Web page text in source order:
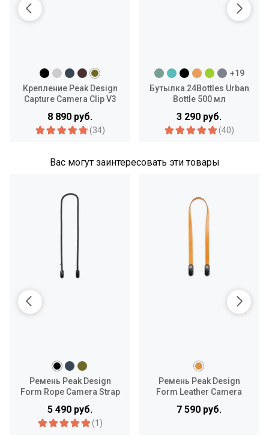
Крепление Peak Design
Capture Camera Clip V3
8 890 руб.
(34)
+19
Бутылка 24Bottles Urban
Bottle 500 мл
3 290 руб.
(40)
Вас могут заинтересовать эти товары
Ремень Peak Design
Form Rope Camera Strap
5 490 руб.
(1)
Ремень Peak Design
Form Leather Camera
7 590 руб.